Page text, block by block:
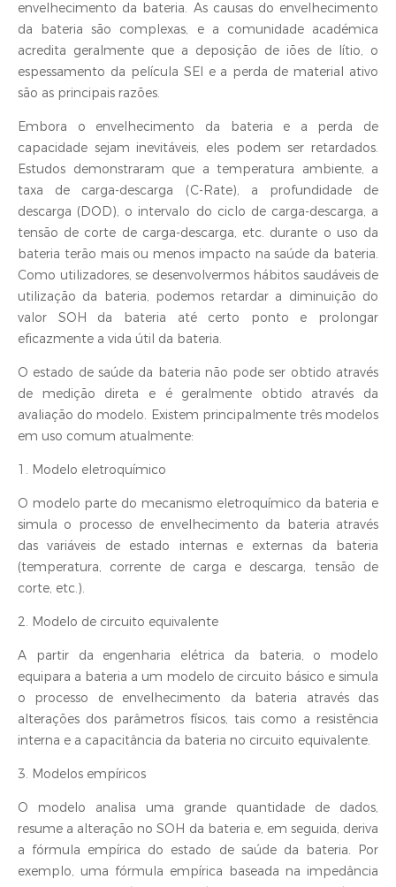
envelhecimento da bateria. As causas do envelhecimento
da bateria são complexas, e a comunidade académica
acredita geralmente que a deposição de iões de lítio, o
espessamento da película SEI e a perda de material ativo
são as principais razões.
Embora o envelhecimento da bateria e a perda de
capacidade sejam inevitáveis, eles podem ser retardados.
Estudos demonstraram que a temperatura ambiente, a
taxa de carga-descarga (C-Rate), a profundidade de
descarga (DOD), o intervalo do ciclo de carga-descarga, a
tensão de corte de carga-descarga, etc. durante o uso da
bateria terão mais ou menos impacto na saúde da bateria.
Como utilizadores, se desenvolvermos hábitos saudáveis de
utilização da bateria, podemos retardar a diminuição do
valor SOH da bateria até certo ponto e prolongar
eficazmente a vida útil da bateria.
O estado de saúde da bateria não pode ser obtido através
de medição direta e é geralmente obtido através da
avaliação do modelo. Existem principalmente três modelos
em uso comum atualmente:
1. Modelo eletroquímico
O modelo parte do mecanismo eletroquímico da bateria e
simula o processo de envelhecimento da bateria através
das variáveis de estado internas e externas da bateria
(temperatura, corrente de carga e descarga, tensão de
corte, etc.).
2. Modelo de circuito equivalente
A partir da engenharia elétrica da bateria, o modelo
equipara a bateria a um modelo de circuito básico e simula
o processo de envelhecimento da bateria através das
alterações dos parâmetros físicos, tais como a resistência
interna e a capacitância da bateria no circuito equivalente.
3. Modelos empíricos
O modelo analisa uma grande quantidade de dados,
resume a alteração no SOH da bateria e, em seguida, deriva
a fórmula empírica do estado de saúde da bateria. Por
exemplo, uma fórmula empírica baseada na impedância